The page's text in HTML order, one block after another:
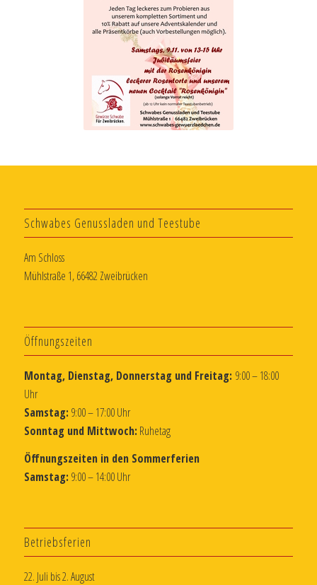
Schwabes Genussladen und Teestube
Am Schloss
Mühlstraße 1, 66482 Zweibrücken
Öffnungszeiten
Montag, Dienstag, Donnerstag und Freitag: 9:00 – 18:00
Uhr
Samstag: 9:00 – 17:00 Uhr
Sonntag und Mittwoch: Ruhetag
Öffnungszeiten in den Sommerferien
Samstag: 9:00 – 14:00 Uhr
Betriebsferien
22. Juli bis 2. August